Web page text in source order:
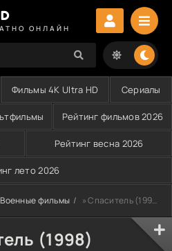
ОНЛАЙН
Фильмы 4K Ultra HD Сериалы
Рейтинг фильмов 2026
Рейтинг весна 2026
лето 2026
Военные фильмы » Спаситель (1998)
(1998)